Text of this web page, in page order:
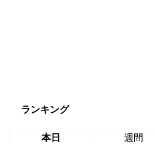
ランキング
本日 週間